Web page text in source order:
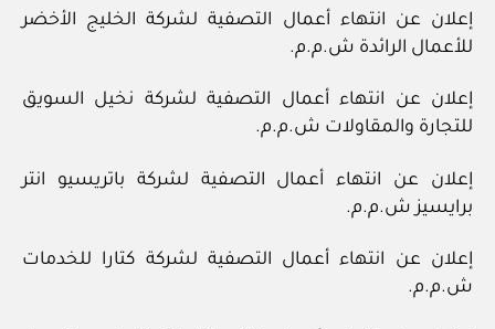
إعلان عن انتهاء أعمال التصفية لشركة الخليج الأخضر
للأعمال الرائدة ش.م.م.
إعلان عن انتهاء أعمال التصفية لشركة نخيل السويق
للتجارة والمقاولات ش.م.م.
إعلان عن انتهاء أعمال التصفية لشركة باتريسيو انتر
برايسيز ش.م.م.
إعلان عن انتهاء أعمال التصفية لشركة كتارا للخدمات
ش.م.م.